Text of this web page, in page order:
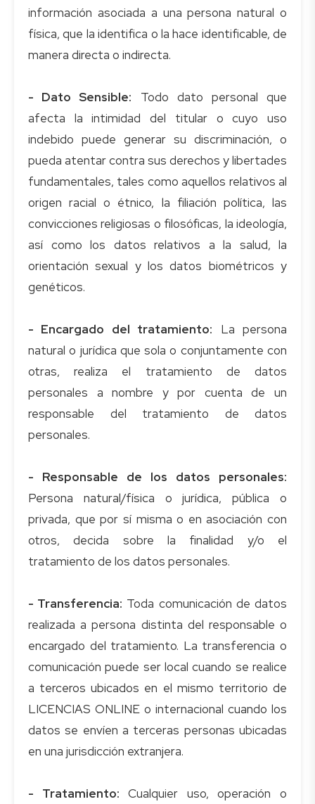
información asociada a una persona natural o
física, que la identifica o la hace identificable, de
manera directa o indirecta.
- Dato Sensible: Todo dato personal que
afecta la intimidad del titular o cuyo uso
indebido puede generar su discriminación, o
pueda atentar contra sus derechos y libertades
fundamentales, tales como aquellos relativos al
origen racial o étnico, la filiación política, las
convicciones religiosas o filosóficas, la ideología,
así como los datos relativos a la salud, la
orientación sexual y los datos biométricos y
genéticos.
- Encargado del tratamiento: La persona
natural o jurídica que sola o conjuntamente con
otras, realiza el tratamiento de datos
personales a nombre y por cuenta de un
responsable del tratamiento de datos
personales.
- Responsable de los datos personales:
Persona natural/física o jurídica, pública o
privada, que por sí misma o en asociación con
otros, decida sobre la finalidad y/o el
tratamiento de los datos personales.
- Transferencia: Toda comunicación de datos
realizada a persona distinta del responsable o
encargado del tratamiento. La transferencia o
comunicación puede ser local cuando se realice
a terceros ubicados en el mismo territorio de
LICENCIAS ONLINE o internacional cuando los
datos se envíen a terceras personas ubicadas
en una jurisdicción extranjera.
- Tratamiento: Cualquier uso, operación o